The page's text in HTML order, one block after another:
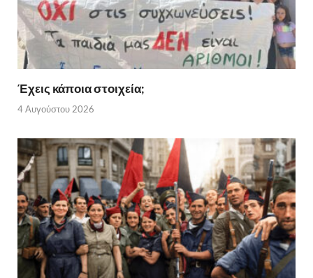
Έχεις κάποια στοιχεία;
4 Αυγούστου 2026